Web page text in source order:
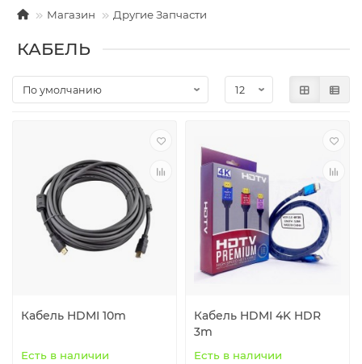
Магазин Другие Запчасти
КАБЕЛЬ
Кабель HDMI 10m
Есть в наличии
Кабель HDMI 4K HDR
3m
Есть в наличии